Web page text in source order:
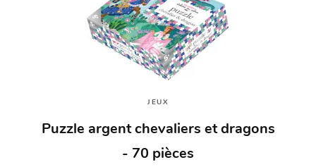
JEUX
Puzzle argent chevaliers et dragons
- 70 pièces